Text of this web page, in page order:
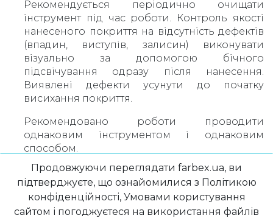
Рекомендується періодично очищати
інструмент під час роботи. Контроль якості
нанесеного покриття на відсутність дефектів
(впадин, виступів, залисин) виконувати
візуально за допомогою бічного
підсвічування одразу після нанесення.
Виявлені дефекти усунути до початку
висихання покриття.
Рекомендовано роботи проводити
однаковим інструментом і однаковим
способом.
При ручному нанесенні бажано працювати
удвох, через те, що роботи на одній площині
- бажано проводити безперервно - «від кута
до кута» або в межах декоративних елементів,
Продовжуючи переглядати farbex.ua, ви
підтверджуєте, що ознайомилися з Політикою
конфіденційності, Умовами користування
сайтом і погоджуєтеся на використання файлів